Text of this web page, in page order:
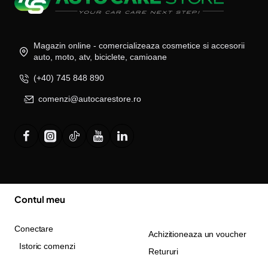
Magazin online - comercializeaza cosmetice si accesorii
auto, moto, atv, biciclete, camioane
(+40) 745 848 890
comenzi@autocarestore.ro
Contul meu
Conectare
Istoric comenzi
Achizitioneaza un voucher
Retururi